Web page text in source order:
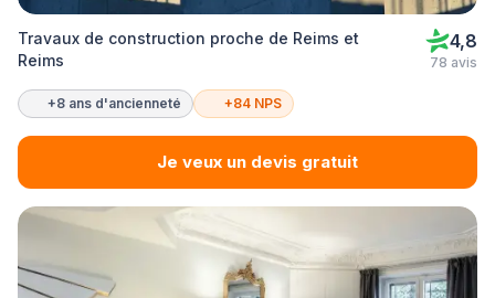
Travaux de construction proche de Reims et
Reims
4,8
78 avis
+8 ans d'ancienneté +84 NPS
Je veux un devis gratuit